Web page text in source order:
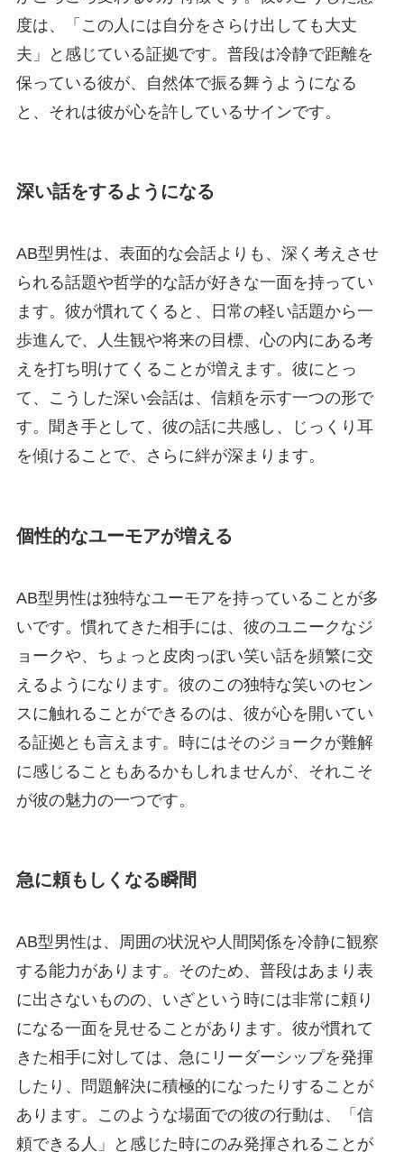
度は、「この人には自分をさらけ出しても大丈
夫」と感じている証拠です。普段は冷静で距離を
保っている彼が、自然体で振る舞うようになる
と、それは彼が心を許しているサインです。
深い話をするようになる
AB型男性は、表面的な会話よりも、深く考えさせ
られる話題や哲学的な話が好きな一面を持ってい
ます。彼が慣れてくると、日常の軽い話題から一
歩進んで、人生観や将来の目標、心の内にある考
えを打ち明けてくることが増えます。彼にとっ
て、こうした深い会話は、信頼を示す一つの形で
す。聞き手として、彼の話に共感し、じっくり耳
を傾けることで、さらに絆が深まります。
個性的なユーモアが増える
AB型男性は独特なユーモアを持っていることが多
いです。慣れてきた相手には、彼のユニークなジ
ョークや、ちょっと皮肉っぽい笑い話を頻繁に交
えるようになります。彼のこの独特な笑いのセン
スに触れることができるのは、彼が心を開いてい
る証拠とも言えます。時にはそのジョークが難解
に感じることもあるかもしれませんが、それこそ
が彼の魅力の一つです。
急に頼もしくなる瞬間
AB型男性は、周囲の状況や人間関係を冷静に観察
する能力があります。そのため、普段はあまり表
に出さないものの、いざという時には非常に頼り
になる一面を見せることがあります。彼が慣れて
きた相手に対しては、急にリーダーシップを発揮
したり、問題解決に積極的になったりすることが
あります。このような場面での彼の行動は、「信
頼できる人」と感じた時にのみ発揮されることが